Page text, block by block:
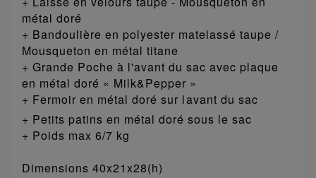
métal doré
+ Bandoulière en polyester matelassé taupe /
Mousqueton en métal titane
+ Grande Poche à l'avant du sac avec plaque
en métal doré « Milk&Pepper »
+ Fermoir en métal doré sur lavant du sac
+ Petits patins en métal doré sous le sac
+ Poids max 6/7 kg
Dimensions 40x21x28(h)